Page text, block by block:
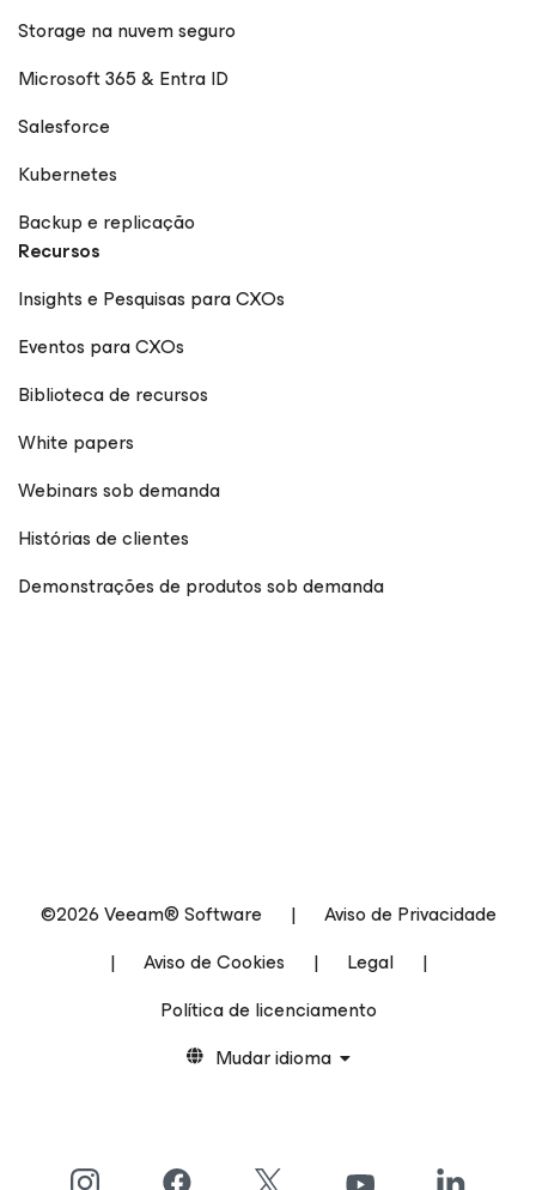
Storage na nuvem seguro
Microsoft 365 & Entra ID
Salesforce
Kubernetes
Backup e replicação
Recursos
Insights e Pesquisas para CXOs
Eventos para CXOs
Biblioteca de recursos
White papers
Webinars sob demanda
Histórias de clientes
Demonstrações de produtos sob demanda
©2026 Veeam® Software |
Aviso de Privacidade
|
Aviso de Cookies | Legal
|
Política de licenciamento
Mudar idioma